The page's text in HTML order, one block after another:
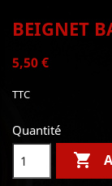
BEIGNET
5,50 €
TTC
Quantité
